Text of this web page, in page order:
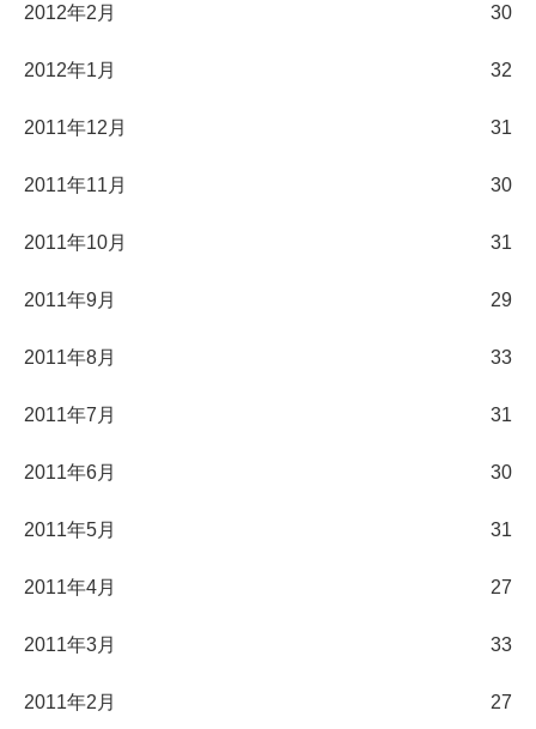
2012年2月 30
2012年1月 32
2011年12月 31
2011年11月 30
2011年10月 31
2011年9月 29
2011年8月 33
2011年7月 31
2011年6月 30
2011年5月 31
2011年4月 27
2011年3月 33
2011年2月 27